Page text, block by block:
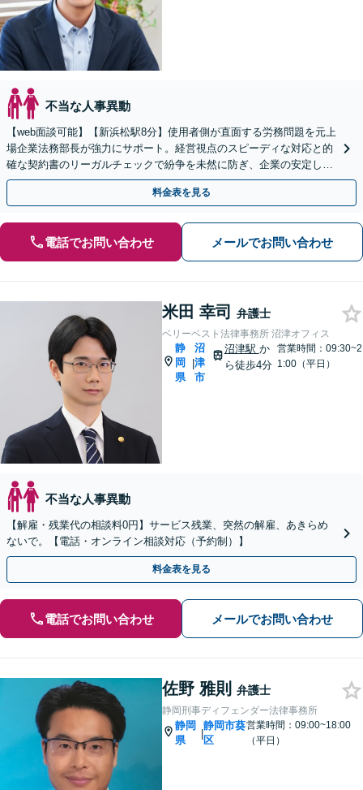
不当な人事異動
【web面談可能】【新浜松駅8分】使用者側が直面する労務問題を元上
場企業法務部長が強力にサポート。経営視点のスピーディな対応と的
確な契約書のリーガルチェックで紛争を未然に防ぎ、企業の安定した
成長を法務面からしっかりと後押しいたします。
料金表を見る
電話でお問い合わせ メールでお問い合わせ
米田 幸司 弁護士
ベリーベスト法律事務所 沼津オフィス
静
岡
県
|
沼
津
市
沼津駅 か
ら徒歩4分
営業時間：09:30~2
1:00（平日）
不当な人事異動
【解雇・残業代の相談料0円】サービス残業、突然の解雇、あきらめ
ないで。【電話・オンライン相談対応（予約制）】
料金表を見る
電話でお問い合わせ メールでお問い合わせ
佐野 雅則 弁護士
静岡刑事ディフェンダー法律事務所
静岡
県
|
静岡市葵
区
営業時間：09:00~18:00
（平日）